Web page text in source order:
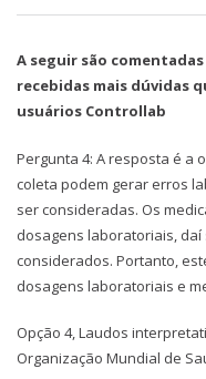
A seguir são
recebidas mais dúvidas
usuários Controllab
Pergunta 4: A resposta é a
coleta podem gerar erros
ser consideradas. Os
dosagens laboratoriais,
considerados. Portanto,
dosagens laboratoriais e
Opção 4, Laudos
Organização Mundial de